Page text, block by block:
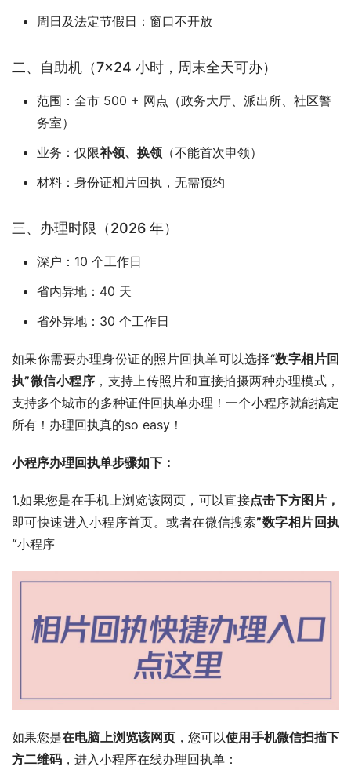
周日及法定节假日：窗口不开放
二、自助机（7×24 小时，周末全天可办）
范围：全市 500 + 网点（政务大厅、派出所、社区警
务室）
业务：仅限补领、换领 （不能首次申领）
材料：身份证相片回执，无需预约
三、办理时限（2026 年）
深户：10 个工作日
省内异地：40 天
省外异地：30 个工作日
如果你需要办理身份证的照片回执单可以选择“数字相片回
执”微信小程序 ，支持上传照片和直接拍摄两种办理模式，
支持多个城市的多种证件回执单办理！一个小程序就能搞定
所有！办理回执真的so easy！
小程序办理回执单步骤如下：
1.如果您是在手机上浏览该网页，可以直接点击下方图片，
即可快速进入小程序首页。或者在微信搜索”数字相片回执
“小程序
如果您是在电脑上浏览该网页 ，您可以使用手机微信扫描下
方二维码 ，进入小程序在线办理回执单：